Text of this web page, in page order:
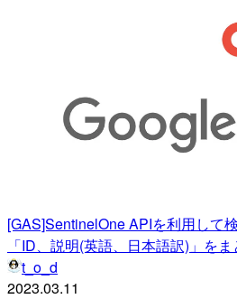
[GAS]SentinelOne APIを利用して
「ID、説明(英語、日本語訳)」を
t_o_d
2023.03.11